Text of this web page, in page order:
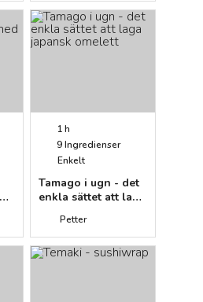
1 h
9Ingredienser
Enkelt
Tamago i ugn - det
enkla sättet att laga
Petter